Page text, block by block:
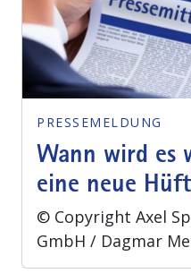
PRESSEMELDUNG
Wann wird es
eine neue
© Copyright Axel
GmbH / Dagmar